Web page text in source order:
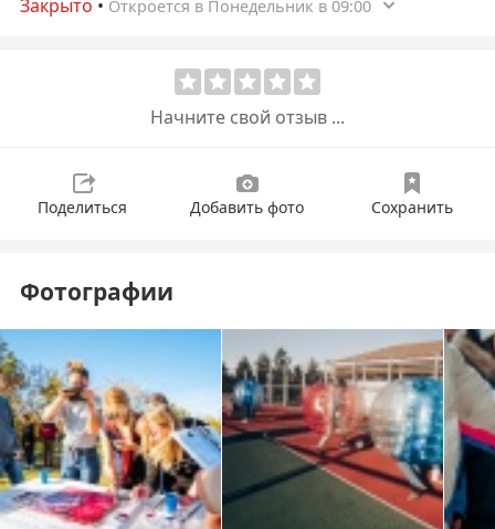
Закрыто • Откроется в Понедельник в 09:00
Начните свой отзыв ...
Поделиться Добавить фото Сохранить
Фотографии